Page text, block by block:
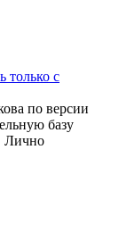
только с
по версии
базу
Лично